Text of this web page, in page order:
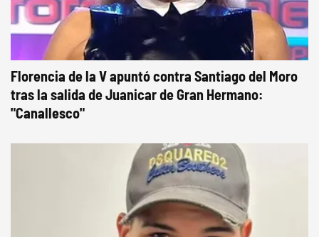
Florencia de la V apuntó contra Santiago del Moro
tras la salida de Juanicar de Gran Hermano:
"Canallesco"